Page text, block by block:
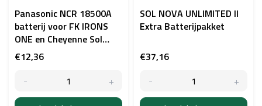
Panasonic NCR 18500A
batterij voor FK IRONS
ONE en Cheyenne Sol
Nova Unlimited
€12,36
SOL NOVA UNLIMITED II
Extra Batterijpakket
€37,16